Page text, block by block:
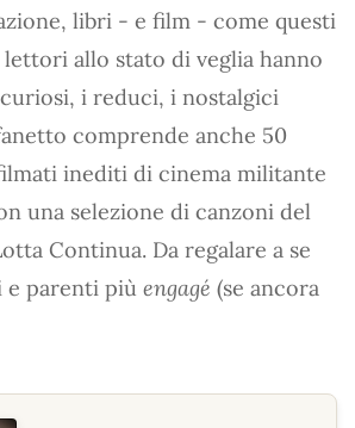
libri - e film - come questi
allo stato di veglia hanno
i reduci, i nostalgici
comprende anche 50
inediti di cinema militante
una selezione di canzoni del
Continua. Da regalare a se
e parenti più engagé (se ancora